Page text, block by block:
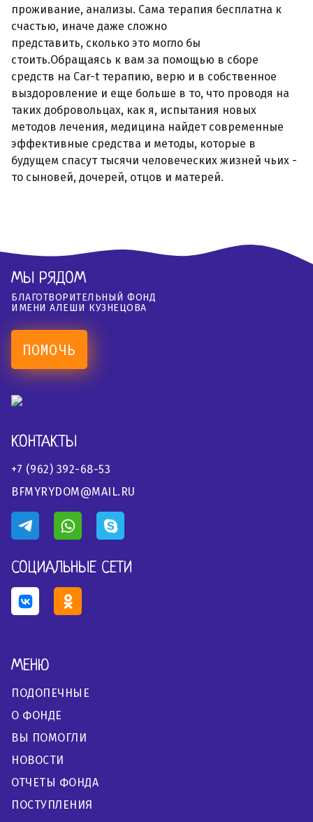
проживание, анализы. Сама терапия бесплатна к
счастью, иначе даже сложно
представить, сколько это могло бы
стоить.Обращаясь к вам за помощью в сборе
средств на Car-t терапию, верю и в собственное
выздоровление и еще больше в то, что проводя на
таких добровольцах, как я, испытания новых
методов лечения, медицина найдет современные
эффективные средства и методы, которые в
будущем спасут тысячи человеческих жизней чьих -
то сыновей, дочерей, отцов и матерей.
МЫ РЯДОМ
БЛАГОТВОРИТЕЛЬНЫЙ ФОНД
ИМЕНИ АЛЕШИ КУЗНЕЦОВА
ПОМОЧЬ
КОНТАКТЫ
+7 (962) 392-68-53
BFMYRYDOM@MAIL.RU
СОЦИАЛЬНЫЕ СЕТИ
МЕНЮ
ПОДОПЕЧНЫЕ
О ФОНДЕ
ВЫ ПОМОГЛИ
НОВОСТИ
ОТЧЕТЫ ФОНДА
ПОСТУПЛЕНИЯ